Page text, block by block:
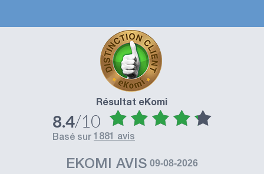
Résultat eKomi
8.4/10
basé sur 1881 avis
EKOMI AVIS 09-08-2026